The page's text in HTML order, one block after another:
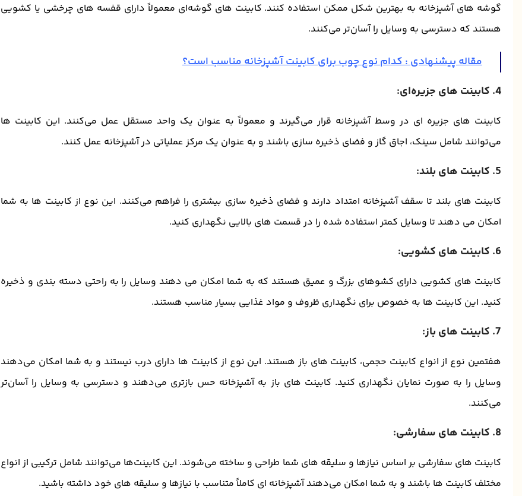
گوشه‌ های آشپزخانه به بهترین شکل ممکن استفاده کنند. کابینت‌ های گوشه‌ای معمولاً دارای قفسه‌ های چرخشی یا کشویی
هستند که دسترسی به وسایل را آسان‌تر می‌کنند.
مقاله پیشنهادی :کدام نوع چوب برای کابینت آشپزخانه مناسب است؟
4. کابینت ‌های جزیره‌ای:
کابینت‌ های جزیره ‌ای در وسط آشپزخانه قرار می‌گیرند و معمولاً به عنوان یک واحد مستقل عمل می‌کنند. این کابینت ‌ها
می‌توانند شامل سینک، اجاق گاز و فضای ذخیره‌ سازی باشند و به عنوان یک مرکز عملیاتی در آشپزخانه عمل کنند.
5. کابینت‌ های بلند:
کابینت‌ های بلند تا سقف آشپزخانه امتداد دارند و فضای ذخیره‌ سازی بیشتری را فراهم می‌کنند. این نوع از کابینت ‌ها به شما
امکان می ‌دهند تا وسایل کمتر استفاده شده را در قسمت ‌های بالایی نگهداری کنید.
6. کابینت ‌های کشویی:
کابینت ‌های کشویی دارای کشوهای بزرگ و عمیق هستند که به شما امکان می ‌دهند وسایل را به راحتی دسته ‌بندی و ذخیره
کنید. این کابینت ‌ها به خصوص برای نگهداری ظروف و مواد غذایی بسیار مناسب هستند.
7. کابینت ‌های باز:
هفتمین نوع از انواع کابینت حجمی، کابینت های باز هستند. این نوع از کابینت‌ ها دارای درب نیستند و به شما امکان می‌دهند
وسایل را به صورت نمایان نگهداری کنید. کابینت ‌های باز به آشپزخانه حس بازتری می‌دهند و دسترسی به وسایل را آسان‌تر
می‌کنند.
8. کابینت ‌های سفارشی:
کابینت ‌های سفارشی بر اساس نیازها و سلیقه ‌های شما طراحی و ساخته می‌شوند. این کابینت‌ها می‌توانند شامل ترکیبی از انواع
مختلف کابینت ‌ها باشند و به شما امکان می‌دهند آشپزخانه ‌ای کاملاً متناسب با نیازها و سلیقه‌ های خود داشته باشید.